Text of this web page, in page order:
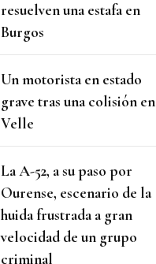
resuelven una estafa en
Burgos
Un motorista en estado
grave tras una colisión en
Velle
La A-52, a su paso por
Ourense, escenario de la
huida frustrada a gran
velocidad de un grupo
criminal